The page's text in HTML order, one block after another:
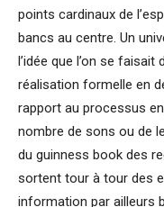
points cardinaux de
bancs au centre. Un
l’idée que l’on se faisait
réalisation formelle en
rapport au processus
nombre de sons ou de
du guinness book des
sortent tour à tour des
information par ailleurs